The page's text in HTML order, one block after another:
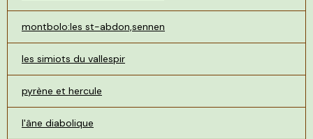
montbolo:les st-abdon,sennen
les simiots du vallespir
pyrène et hercule
l'âne diabolique